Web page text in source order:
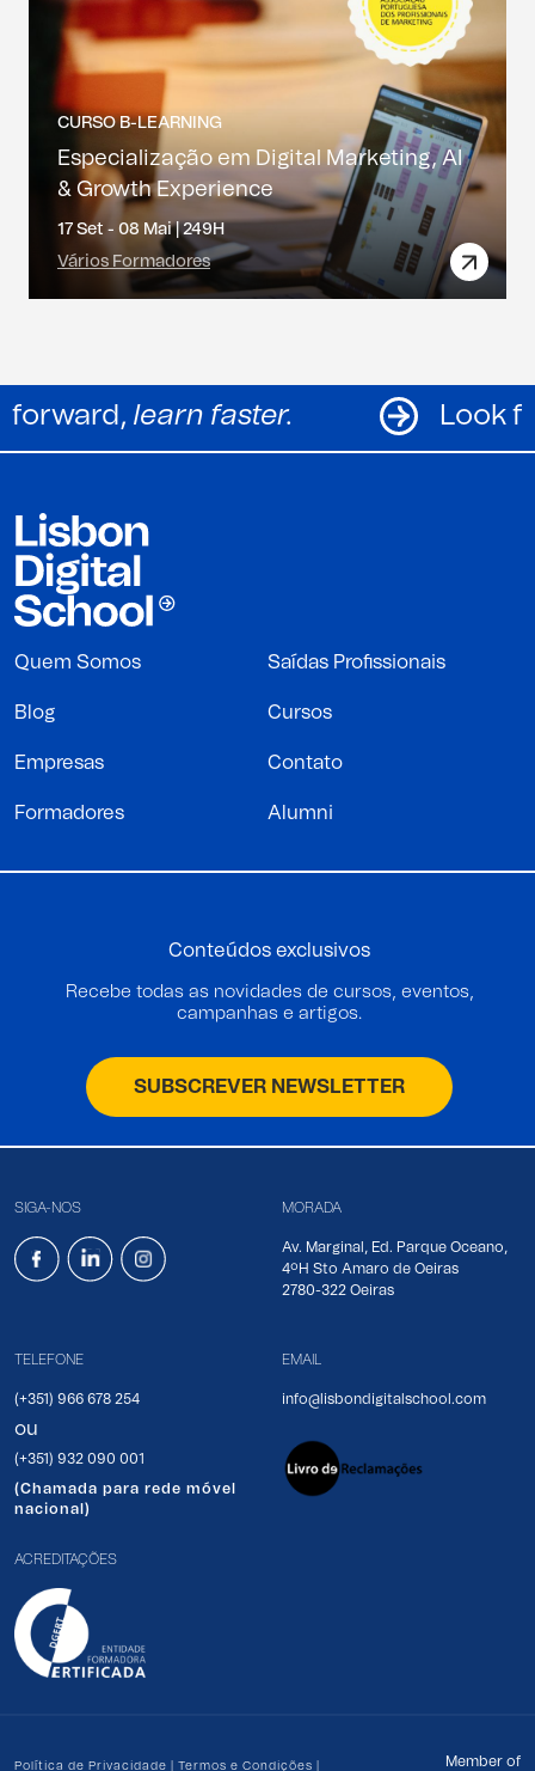
CURSO B-LEARNING
Especialização em Digital Marketing, AI
& Growth Experience
17 Set - 08 Mai |249H
Vários Formadores
Look forward,learn faster.
Quem Somos Saídas Profissionais
Blog Cursos
Empresas Contato
Formadores Alumni
Conteúdos exclusivos
Recebe todas as novidades de cursos, eventos,
campanhas e artigos.
SUBSCREVER NEWSLETTER
SIGA-NOS MORADA
Av. Marginal, Ed. Parque Oceano,
4ºH Sto Amaro de Oeiras
2780-322 Oeiras
TELEFONE
(+351) 966 678 254
ou
(+351) 932 090 001
(Chamada para rede móvel
nacional)
EMAIL
info@lisbondigitalschool.com
ACREDITAÇÕES
Política de Privacidade Termos e Condições Member of